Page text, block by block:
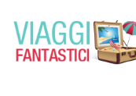
contenuto